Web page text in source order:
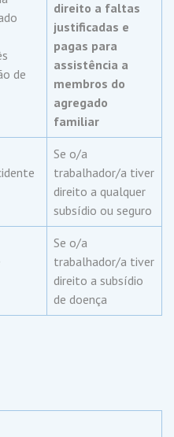
de
direito a faltas
justificadas e
pagas para
assistência a
membros do
agregado
familiar
Se o/a
trabalhador/a tiver
direito a qualquer
subsídio ou seguro
Se o/a
trabalhador/a tiver
direito a subsídio
de doença